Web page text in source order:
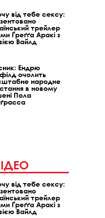
від тебе сексу:
трейлер
Ґреґґа Аракі з
Вайлд
Ендрю
очолить
народне
в новому
Пола
від тебе сексу:
трейлер
Ґреґґа Аракі з
Вайлд